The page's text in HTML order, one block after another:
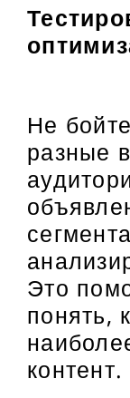
Не
разные
Это
понять,
контент.